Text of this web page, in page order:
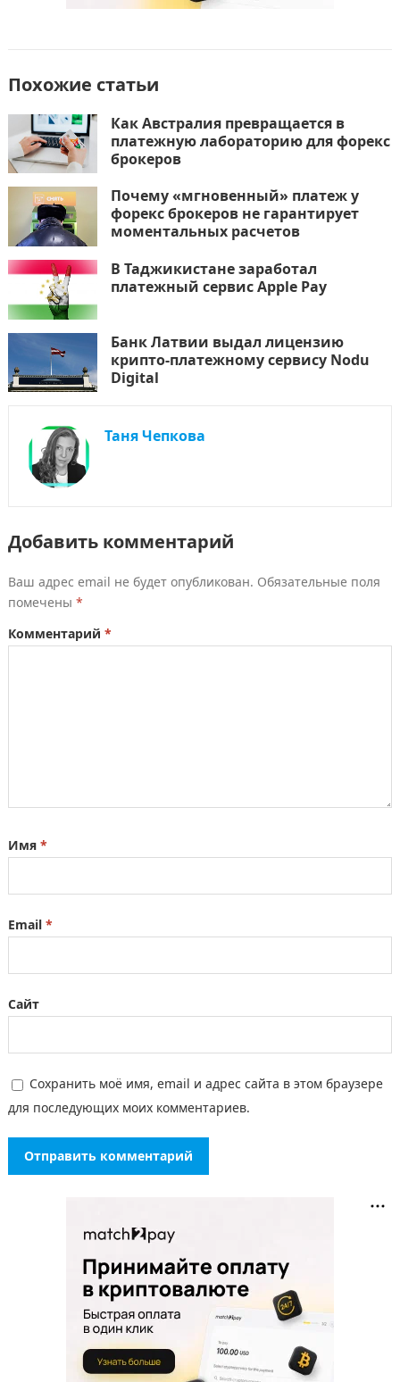
Похожие статьи
Как Австралия превращается в
платежную лабораторию для форекс
брокеров
Почему «мгновенный» платеж у
форекс брокеров не гарантирует
моментальных расчетов
В Таджикистане заработал
платежный сервис Apple Pay
Банк Латвии выдал лицензию
крипто-платежному сервису Nodu
Digital
Таня Чепкова
Добавить комментарий
Ваш адрес email не будет опубликован. Обязательные поля
помечены *
Комментарий *
Имя *
Email *
Сайт
Сохранить моё имя, email и адрес сайта в этом браузере
для последующих моих комментариев.